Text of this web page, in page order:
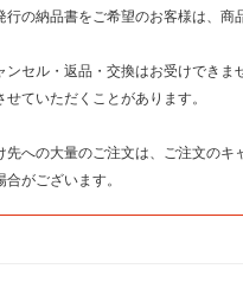
の納品書をご希望のお客様は、
セル・返品・交換はお受けできま
ていただくことがあります。
への大量のご注文は、ご注文のキ
がございます。